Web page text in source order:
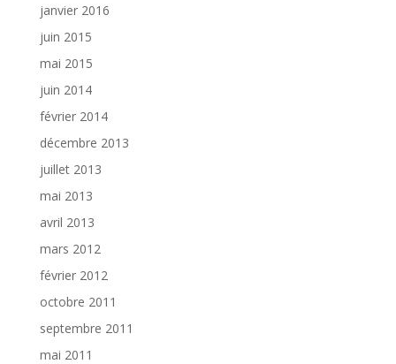
janvier 2016
juin 2015
mai 2015
juin 2014
février 2014
décembre 2013
juillet 2013
mai 2013
avril 2013
mars 2012
février 2012
octobre 2011
septembre 2011
mai 2011